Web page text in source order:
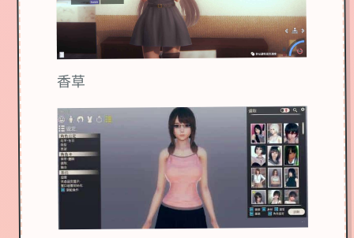
香草